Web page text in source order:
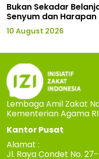
Bukan Sekadar
Senyum dan
10 August 2026
Lembaga Amil Zakat
Kementerian Agama
Kantor Pusat
Alamat :
Jl. Raya Condet No.